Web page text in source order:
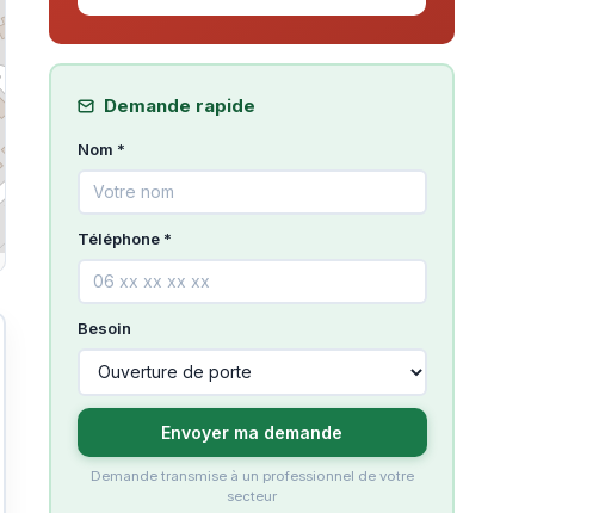
Demande rapide
Nom *
Téléphone *
Besoin
Envoyer ma demande
Demande transmise à un professionnel de votre
secteur